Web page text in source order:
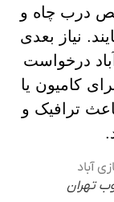
درب چاه و
نیاز بعدی
درخواست
کامیون یا
ترافیک و
تهران